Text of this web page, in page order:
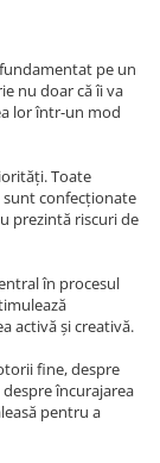
pe un
nu doar că îi va
lor într-un mod
Toate
sunt confecționate
prezintă riscuri de
în procesul
activă și creativă.
fine, despre
încurajarea
pentru a